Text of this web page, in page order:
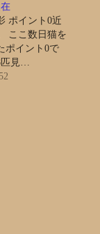
ポイント0近
ここ数日猫を
ポイント0で
見…